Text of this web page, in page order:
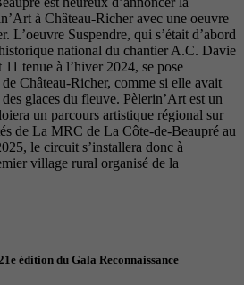
à Château-Richer avec une oeuvre
L’oeuvre Suspendre, qui s’était d’abord
national du chantier A.C. Davie
tenue à l’hiver 2024, se pose
Château-Richer, comme si elle avait
glaces du fleuve. Pèlerin’Art est un
un parcours artistique régional sur
de La MRC de La Côte-de-Beaupré au
le circuit s’installera donc à
village rural organisé de la
édition du Gala Reconnaissance